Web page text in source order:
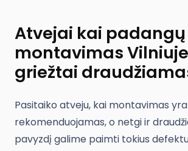
Atvejai kai padangų
montavimas
griežtai
Pasitaiko atveju, kai montavimas
rekomenduojamas, o netgi ir
pavyzdį galime paimti tokius